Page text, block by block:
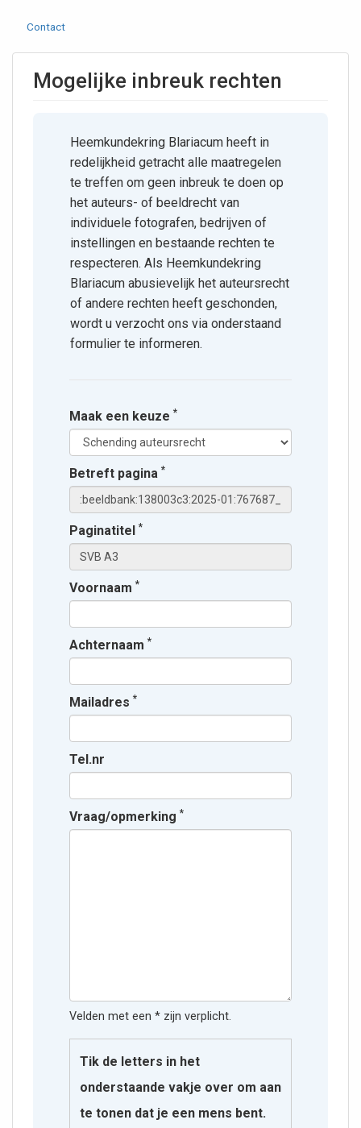
Contact
Mogelijke inbreuk rechten
Heemkundekring Blariacum heeft in
redelijkheid getracht alle maatregelen
te treffen om geen inbreuk te doen op
het auteurs- of beeldrecht van
individuele fotografen, bedrijven of
instellingen en bestaande rechten te
respecteren. Als Heemkundekring
Blariacum abusievelijk het auteursrecht
of andere rechten heeft geschonden,
wordt u verzocht ons via onderstaand
formulier te informeren.
Maak een keuze *
Betreft pagina *
Paginatitel *
Voornaam *
Achternaam *
Mailadres *
Tel.nr
Vraag/opmerking *
Velden met een * zijn verplicht.
Tik de letters in het
onderstaande vakje over om aan
te tonen dat je een mens bent.